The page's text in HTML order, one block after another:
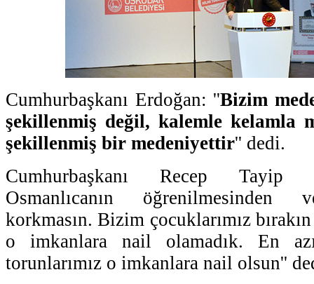
Cumhurbaşkanı Erdoğan: ''Bizim
şekillenmiş değil, kalemle kelamla
şekillenmiş bir medeniyettir'' dedi.
Cumhurbaşkanı Recep Tayip
Osmanlıcanın öğrenilmesinden
korkmasın. Bizim çocuklarımız
o imkanlara nail olamadık. En
torunlarımız o imkanlara nail olsun''